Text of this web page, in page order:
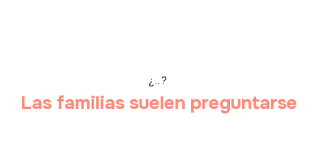
¿..?
Las familias suelen preguntarse